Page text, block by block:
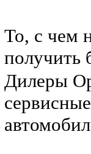
То, с чем
получить
Дилеры